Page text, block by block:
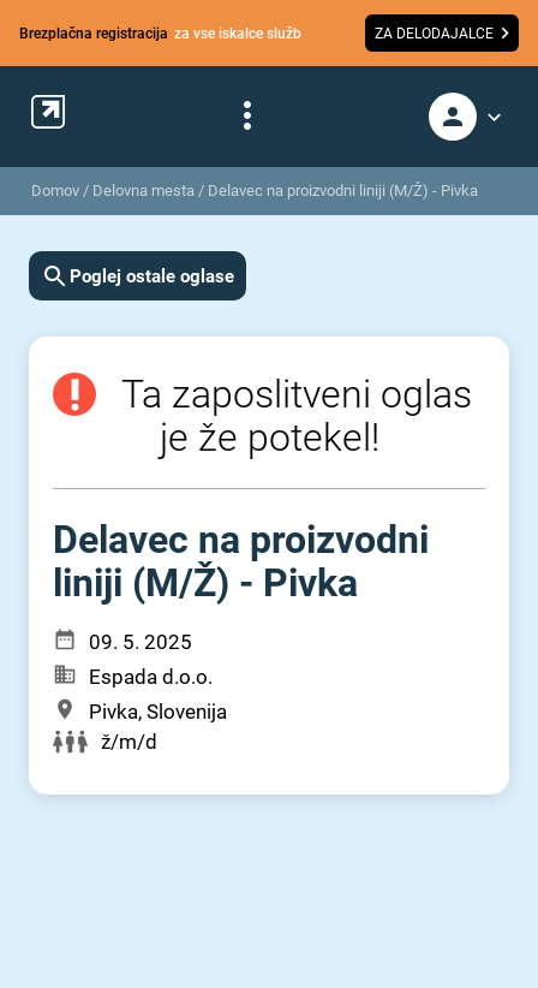
Brezplačna registracija za vse iskalce služb ZA DELODAJALCE
Domov / Delovna mesta / Delavec na proizvodni liniji (M/Ž) - Pivka
Poglej ostale oglase
Ta zaposlitveni oglas
je že potekel!
Delavec na proizvodni
liniji (M⁠/⁠Ž) - Pivka
09. 5. 2025
Espada d.o.o.
Pivka, Slovenija
ž/m/d